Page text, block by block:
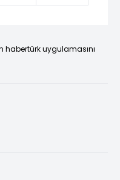
habertürk uygulamasını